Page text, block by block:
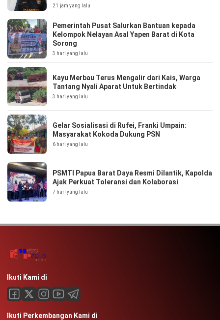
21 jam yang lalu
Pemerintah Pusat Salurkan Bantuan kepada
Kelompok Nelayan Asal Yapen Barat di Kota
Sorong
3 hari yang lalu
Kayu Merbau Terus Mengalir dari Kais, Warga
Tantang Nyali Aparat Untuk Bertindak
3 hari yang lalu
Gelar Sosialisasi di Rufei, Franki Umpain:
Masyarakat Kokoda Dukung PSN
6 hari yang lalu
PSMTI Papua Barat Daya Resmi Dilantik, Kapolda
Ajak Perkuat Toleransi dan Kolaborasi
7 hari yang lalu
Ikuti Kami di
Ikuti Perkembangan Kami di